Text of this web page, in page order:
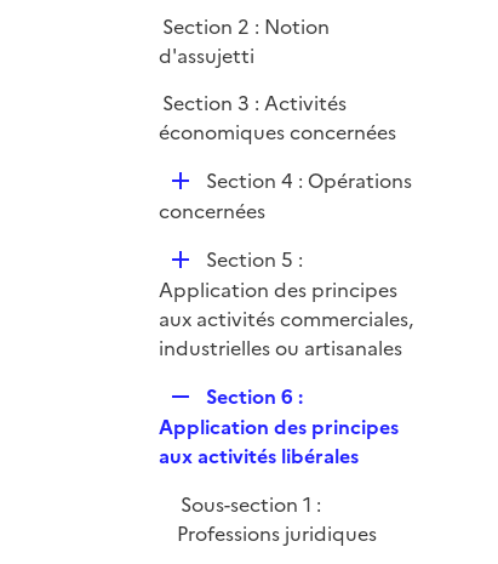
Section 2 : Notion
d'assujetti
Section 3 : Activités
économiques concernées
D
é
i
e
r
Section 4 : Opérations
concernées
D
é
p
l
r
Section 5 :
Application des principes
aux activités commerciales,
industrielles ou artisanales
e
p
i
e
Section 6 :
Application des principes
aux activités libérales
Sous-section 1 :
Professions juridiques